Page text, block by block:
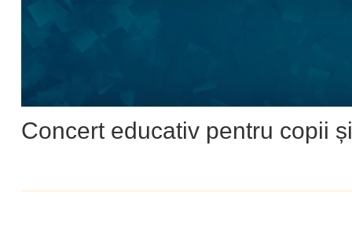
Concert educativ pentru copii